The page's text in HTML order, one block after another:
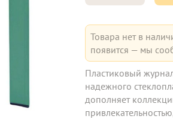
Товара нет в
появится — мы
Пластиковый
надежного
дополняет